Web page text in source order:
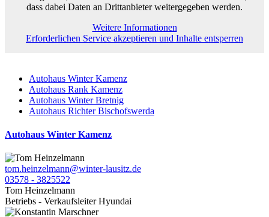
dass dabei Daten an Drittanbieter weitergegeben werden.
Weitere Informationen
Erforderlichen Service akzeptieren und Inhalte entsperren
Autohaus Winter Kamenz
Autohaus Rank Kamenz
Autohaus Winter Bretnig
Autohaus Richter Bischofswerda
Autohaus Winter Kamenz
tom.heinzelmann@winter-lausitz.de
03578 - 3825522
Tom Heinzelmann
Betriebs - Verkaufsleiter Hyundai